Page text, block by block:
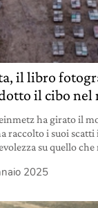
il libro
il cibo nel
ha girato il
raccolto i suoi
su quello
2025